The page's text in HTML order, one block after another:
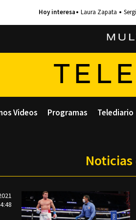
Laura Zapata
Videos Programas Telediario
4:48